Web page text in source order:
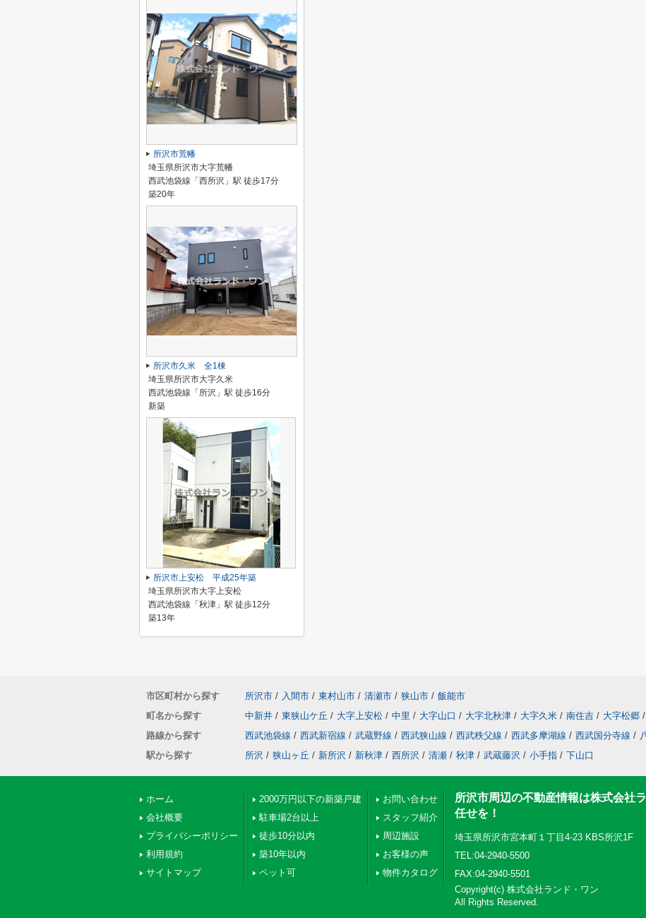
所沢市荒幡
埼玉県所沢市大字荒幡
西武池袋線「西所沢」駅 徒歩17分
築20年
所沢市久米 全1棟
埼玉県所沢市大字久米
西武池袋線「所沢」駅 徒歩16分
新築
所沢市上安松 平成25年築
埼玉県所沢市大字上安松
西武池袋線「秋津」駅 徒歩12分
築13年
市区町村から探す 所沢市 / 入間市 / 東村山市 / 清瀬市 / 狭山市 / 飯能市
町名から探す
中新井 / 東狭山ケ丘 / 大字上安松 / 中里 / 大字山口 / 大字北秋津 / 大字久米 / 南住吉 / 大字松郷 /
路線から探す
西武池袋線 / 西武新宿線 / 武蔵野線 / 西武狭山線 / 西武秩父線 / 西武多摩湖線 / 西武国分寺線 /
駅から探す
所沢 / 狭山ヶ丘 / 新所沢 / 新秋津 / 西所沢 / 清瀬 / 秋津 / 武蔵藤沢 / 小手指 / 下山口
ホーム
会社概要
プライバシーポリシー
利用規約
サイトマップ
2000万円以下の新築戸建
駐車場2台以上
徒歩10分以内
築10年以内
ペット可
お問い合わせ
スタッフ紹介
周辺施設
お客様の声
物件カタログ
所沢市周辺の不動産情報は株式会社
任せを！
埼玉県所沢市宮本町１丁目4-23 KBS所沢1F
TEL:04-2940-5500
FAX:04-2940-5501
Copyright(c) 株式会社ランド・ワン
All Rights Reserved.